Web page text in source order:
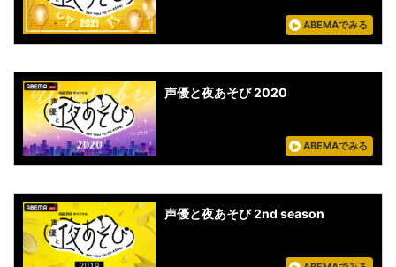
ABEMAでみる
声優と夜あそび 2020
ABEMAでみる
声優と夜あそび 2nd season